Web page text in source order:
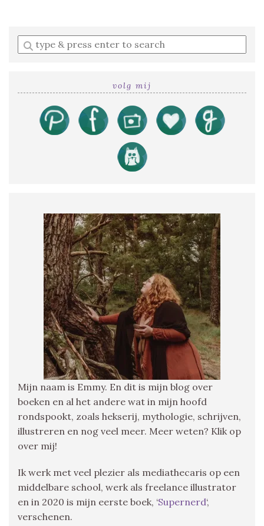
Enter
a
volg mij
Mijn naam is Emmy. En dit is mijn blog over
boeken en al het andere wat in mijn hoofd
rondspookt, zoals hekserij, mythologie, schrijven,
illustreren en nog veel meer. Meer weten? Klik op
over mij!
Ik werk met veel plezier als mediathecaris op een
middelbare school, werk als freelance illustrator
en in 2020 is mijn eerste boek, ‘Supernerd‘,
verschenen.